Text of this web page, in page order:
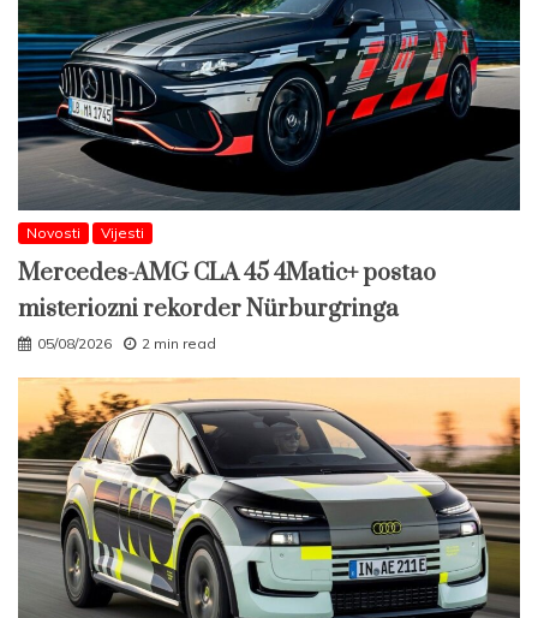
Novosti Vijesti
Mercedes-AMG CLA 45 4Matic+ postao
misteriozni rekorder Nürburgringa
05/08/2026 2 min read